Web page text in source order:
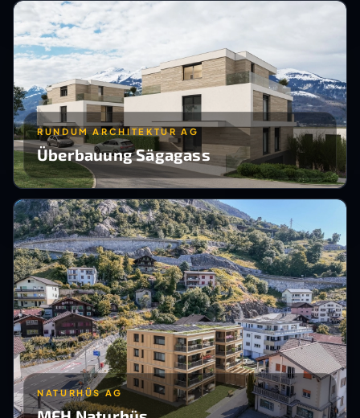
RUNDUM ARCHITEKTUR AG
Überbauung Sägagass
NATURHÜS AG